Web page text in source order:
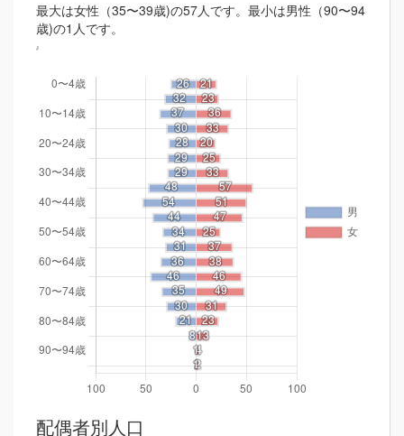
最大は女性（35〜39歳)の57人です。最小は男性（90〜94
歳)の1人です。
配偶者別人口